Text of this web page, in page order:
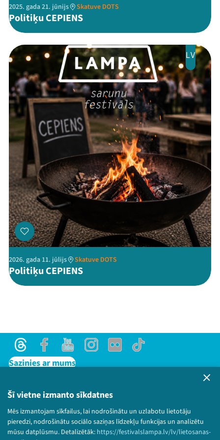
Šī vietne izmanto sīkdatnes
Mēs izmantojam sīkfailus, lai nodrošinātu un uzlabotu lietotāju
pieredzi, nodrošinātu sociālo saziņas līdzekļu funkcijas un analizētu
mūsu datplūsmu. Detalizētāk: https://festivalslampa.lv/lv/lietosanas-
2025. gada 21. jūnijs Skatuve DOTS
Politiķu CEPIENS
LV
2026. gada 11. jūlijs Skatuve DOTS
Politiķu CEPIENS
ThreadsFacebookYoutubeInstagram
Flick TikTok
Sazinies ar mums
Lietošanas noteikumi un sīkdatņu politika
Bērnu aizsardzības politika
© 2026 Sarunu festivāls LAMPA Visas tiesības
paturētas.